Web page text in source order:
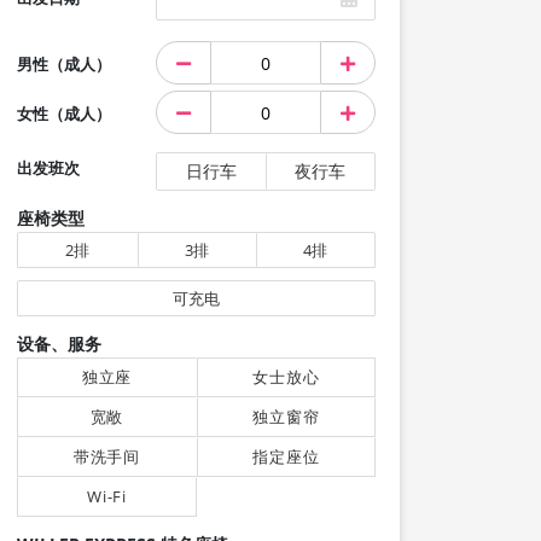
男性（成人）
女性（成人）
出发班次 日行车 夜行车
座椅类型
2排 3排 4排
可充电
设备、服务
独立座
女士放心
宽敞
独立窗帘
带洗手间
指定座位
Wi-Fi